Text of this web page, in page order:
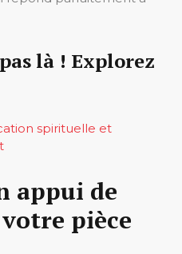
là ! Explorez
spirituelle et
appui de
pièce